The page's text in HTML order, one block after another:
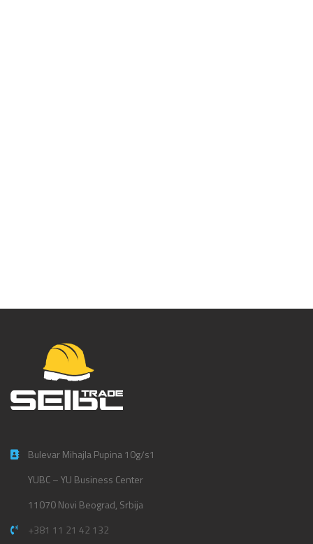
Bulevar Mihajla Pupina 10g/s1
YUBC – YU Business Center
11070 Novi Beograd, Srbija
+381 11 21 42 132